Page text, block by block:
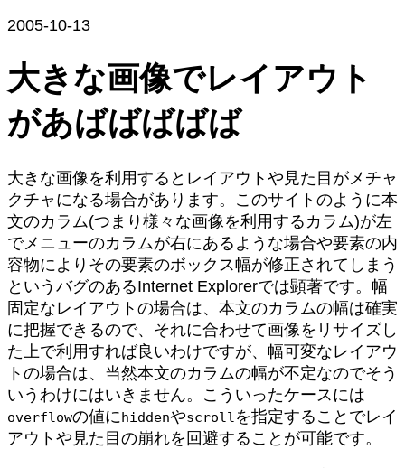
2005-10-13
大きな画像でレイアウト
があばばばばば
大きな画像を利用するとレイアウトや見た目がメチャ
クチャになる場合があります。このサイトのように本
文のカラム(つまり様々な画像を利用するカラム)が左
でメニューのカラムが右にあるような場合や要素の内
容物によりその要素のボックス幅が修正されてしまう
というバグのあるInternet Explorerでは顕著です。幅
固定なレイアウトの場合は、本文のカラムの幅は確実
に把握できるので、それに合わせて画像をリサイズし
た上で利用すれば良いわけですが、幅可変なレイアウ
トの場合は、当然本文のカラムの幅が不定なのでそう
いうわけにはいきません。こういったケースには
overflowの値にhiddenやscroll を指定することでレイ
アウトや見た目の崩れを回避することが可能です。